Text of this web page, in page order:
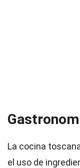
La cocina
el uso de